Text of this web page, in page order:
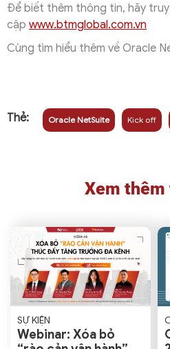
Để biết thêm thông tin, hãy truy
cập www.btmglobal.com.vn
Cùng tìm hiểu thêm về Oracle
Thẻ: Oracle NetSuite Kick off
Xem
SỰ KIỆN
Webinar: Xóa bỏ